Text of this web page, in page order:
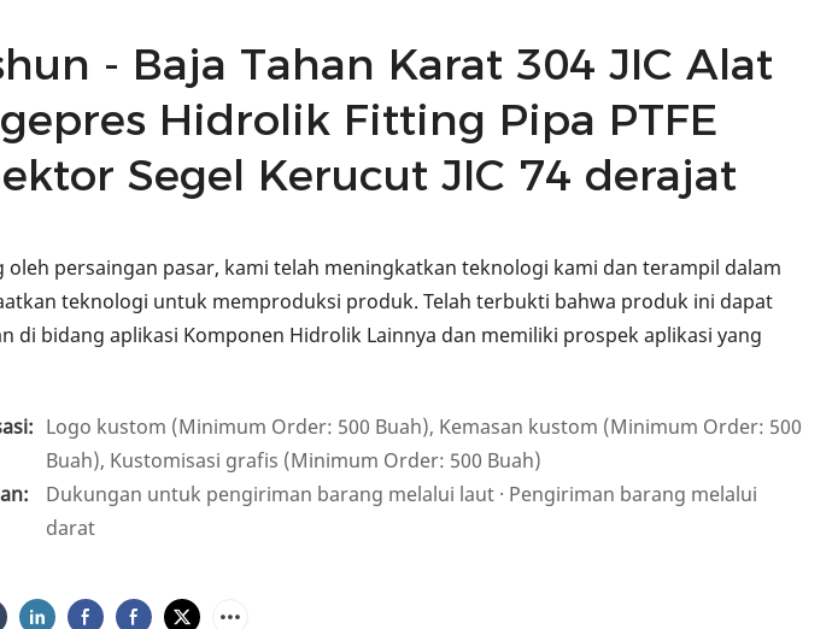
- Baja Tahan Karat 304 JIC Alat
Hidrolik Fitting Pipa PTFE
Segel Kerucut JIC 74 derajat
oleh persaingan pasar, kami telah meningkatkan teknologi kami dan terampil dalam
teknologi untuk memproduksi produk. Telah terbukti bahwa produk ini dapat
di bidang aplikasi Komponen Hidrolik Lainnya dan memiliki prospek aplikasi yang
Logo kustom (Minimum Order: 500 Buah), Kemasan kustom (Minimum Order: 500
Buah), Kustomisasi grafis (Minimum Order: 500 Buah)
Dukungan untuk pengiriman barang melalui laut · Pengiriman barang melalui
darat